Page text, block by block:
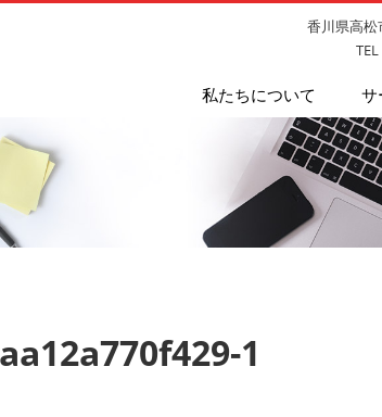
私たちについて サ
香川県高松
1